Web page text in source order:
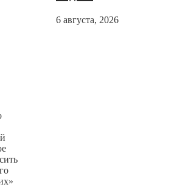
6 августа, 2026